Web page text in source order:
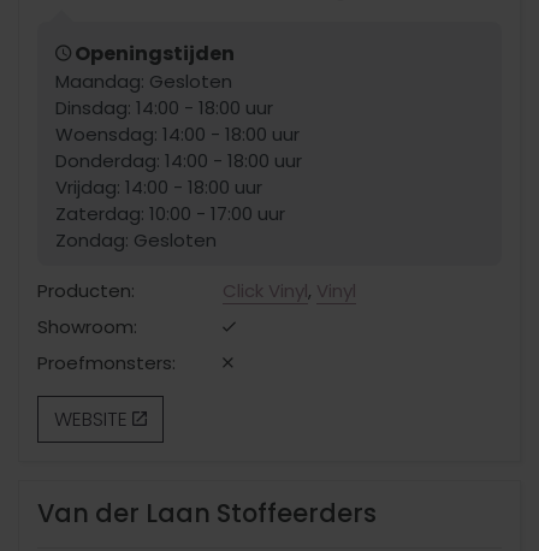
Openingstijden
Maandag: Gesloten
Dinsdag: 14:00 - 18:00 uur
Woensdag: 14:00 - 18:00 uur
Donderdag: 14:00 - 18:00 uur
Vrijdag: 14:00 - 18:00 uur
Zaterdag: 10:00 - 17:00 uur
Zondag: Gesloten
Producten:
Click Vinyl, Vinyl
Showroom:
Proefmonsters:
WEBSITE
Van der Laan Stoffeerders